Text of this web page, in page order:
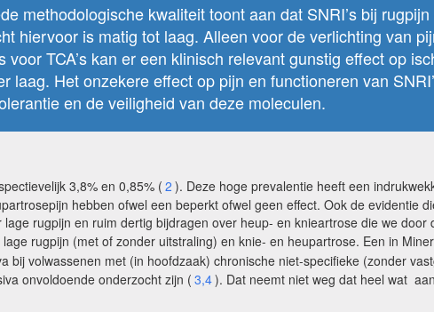
methodologische kwaliteit toont aan dat SNRI’s bij
hiervoor is matig tot laag. Alleen voor de verlichting van
TCA’s kan er een klinisch relevant gunstig effect op
Het onzekere effect op pijn en functioneren van
en de veiligheid van deze moleculen.
3,8% en 0,85% ( 2 ). Deze hoge prevalentie heeft een
hebben ofwel een beperkt ofwel geen effect. Ook de evidentie
rugpijn en ruim dertig bijdragen over heup- en knieartrose die we door
rugpijn (met of zonder uitstraling) en knie- en heupartrose. Een in
volwassenen met (in hoofdzaak) chronische niet-specifieke (zonder
onvoldoende onderzocht zijn ( 3,4). Dat neemt niet weg dat heel wat